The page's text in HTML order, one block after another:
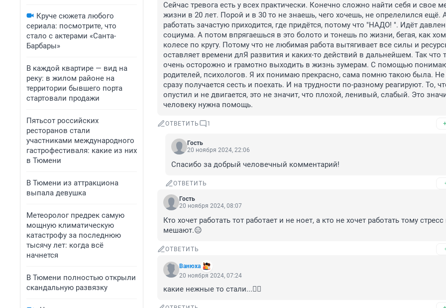
Круче сюжета любого
сериала: посмотрите, что
стало с актерами «Санта-
Барбары»
В каждой квартире — вид на
реку: в жилом районе на
территории бывшего порта
стартовали продажи
Пятьсот российских
ресторанов стали
участниками международного
гастрофестиваля: какие из них
в Тюмени
В Тюмени из аттракциона
выпала девушка
Метеоролог предрек самую
мощную климатическую
катастрофу за последнюю
тысячу лет: когда всё
начнется
В Тюмени полностью открыли
скандальную развязку
Сейчас тревога есть у всех практически. Конечно сложно найти себя и свое
жизни в 20 лет. Порой и в 30 то не знаешь, чего хочешь, не опрелелился ещё.
работать зачастую приходится, где придётся, потому что "НАДО! ". Идёт
социума. А потом впрягаешься в это болото и тонешь по жизни, бегая, как
колесе по кругу. Потому что не любимая работа вытягивает все силы и
оставляет времени длЯ развития и каких-то действий в дальнейшем. Так что
очень осторожно и грамотно выходить в жизнь зумерам. С помощью
родителей, психологов. Я их понимаю прекрасно, сама помню такою была. Не
сразу получается сесть и поехать. И на трудности по-разному реагируют. То,
опустил и не двигается, это не значит, что плохой, ленивый, слабый. Это
человеку нужна помощь.
ОТВЕТИТЬ 1
Гость
20 ноября 2024, 22:06
Спасибо за добрый человечный комментарий!
ОТВЕТИТЬ
Гость
20 ноября 2024, 08:07
Кто хочет работать тот работает и не ноет, а кто не хочет работать тому
мешают.😑
ОТВЕТИТЬ
Вaнюхa
20 ноября 2024, 07:24
какие нежные то стали...🤦‍♂️